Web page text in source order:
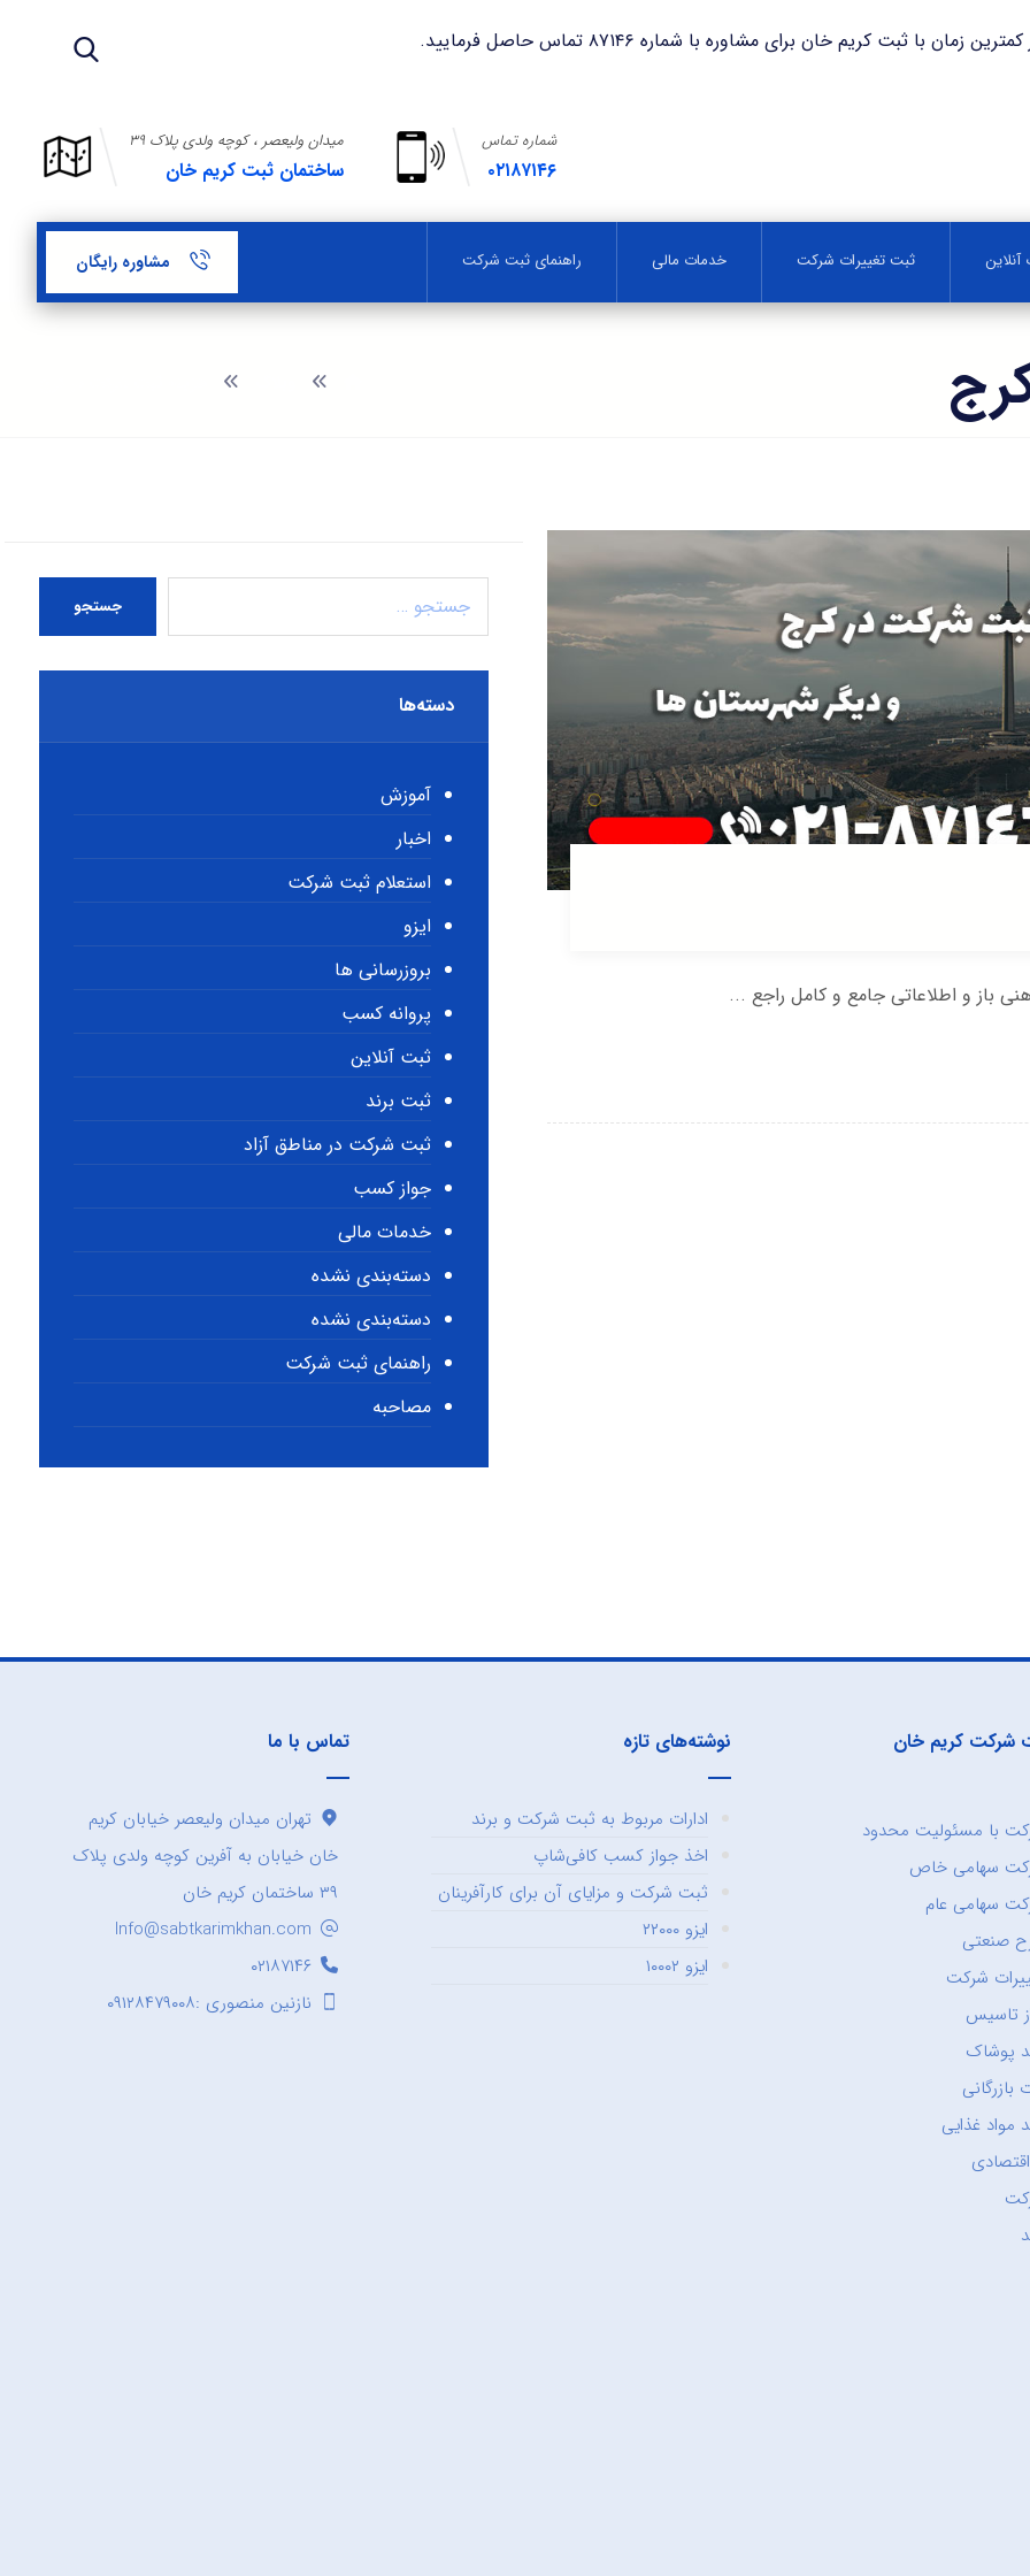
کریم خان برای مشاوره با شماره ۸۷۱۴۶ تماس حاصل فرمایید.
میدان ولیعصر ، کوچه ولدی پلاک ۳۹
ساختمان ثبت کریم خان
شماره تماس
۰۲۱۸۷۱۴۶
ثبت تغییرات شرکت خدمات مالی راهنمای ثبت شرکت مشاوره رایگان
باز و اطلاعاتی جامع و کامل راجع ...
جستجو
دسته‌ها
آموزش
اخبار
استعلام ثبت شرکت
ایزو
بروزرسانی ها
پروانه کسب
ثبت آنلاین
ثبت برند
ثبت شرکت در مناطق آزاد
جواز کسب
خدمات مالی
دسته‌بندی نشده
دسته‌بندی نشده
راهنمای ثبت شرکت
مصاحبه
شرکت کریم خان
با مسئولیت محدود
سهامی خاص
سهامی عام
صنعتی
شرکت
تاسیس
پوشاک
بازرگانی
مواد غذایی
نوشته‌های تازه
ادارات مربوط به ثبت شرکت و برند
اخذ جواز کسب کافی‌شاپ
ثبت شرکت و مزایای آن برای کارآفرینان
ایزو ۲۲۰۰۰
ایزو ۱۰۰۰۲
تماس با ما
تهران میدان ولیعصر خیابان کریم
خان خیابان به آفرین کوچه ولدی پلاک
۳۹ ساختمان کریم خان
Info@sabtkarimkhan.com
۰۲۱۸۷۱۴۶
نازنین منصوری :۰۹۱۲۸۴۷۹۰۰۸